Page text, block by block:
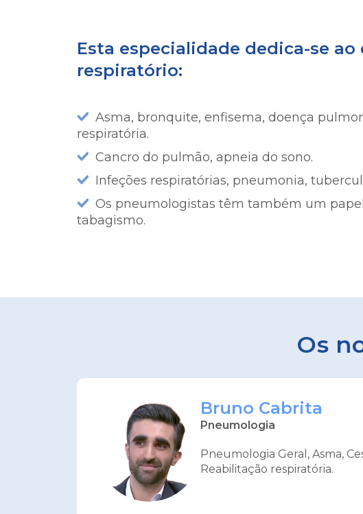
Esta especialidade dedica-se
respiratório:
Asma, bronquite, enfisema, doença
respiratória.
Cancro do pulmão, apneia do sono.
Infeções respiratórias, pneumonia,
Os pneumologistas têm também um
tabagismo.
Os
Bruno Cabrita
Pneumologia
Pneumologia Geral, Asma,
Reabilitação respiratória.